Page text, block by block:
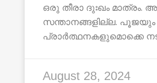
ഒരു തീരാ ദുഃഖം മാത്രം.
സന്താനങ്ങളില്ല. പൂജയും
പ്രാർത്ഥനകളുമൊക്കെ
August 28, 2024